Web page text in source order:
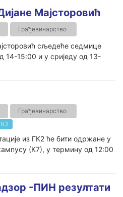
Мајсторовић
Грађевинарство
сљедеће седмице
15:00 и у сриједу од 13-
Грађевинарство
из ГК2 ће бити одржане у
(К7), у термину од 12:00
-ПИН резултати